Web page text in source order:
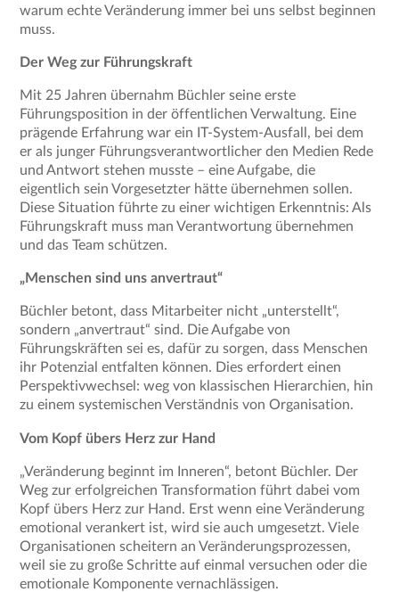
warum echte Veränderung immer bei uns selbst beginnen
muss.
Der Weg zur Führungskraft
Mit 25 Jahren übernahm Büchler seine erste
Führungsposition in der öffentlichen Verwaltung. Eine
prägende Erfahrung war ein IT-System-Ausfall, bei dem
er als junger Führungsverantwortlicher den Medien Rede
und Antwort stehen musste – eine Aufgabe, die
eigentlich sein Vorgesetzter hätte übernehmen sollen.
Diese Situation führte zu einer wichtigen Erkenntnis: Als
Führungskraft muss man Verantwortung übernehmen
und das Team schützen.
„Menschen sind uns anvertraut“
Büchler betont, dass Mitarbeiter nicht „unterstellt“,
sondern „anvertraut“ sind. Die Aufgabe von
Führungskräften sei es, dafür zu sorgen, dass Menschen
ihr Potenzial entfalten können. Dies erfordert einen
Perspektivwechsel: weg von klassischen Hierarchien, hin
zu einem systemischen Verständnis von Organisation.
Vom Kopf übers Herz zur Hand
„Veränderung beginnt im Inneren“, betont Büchler. Der
Weg zur erfolgreichen Transformation führt dabei vom
Kopf übers Herz zur Hand. Erst wenn eine Veränderung
emotional verankert ist, wird sie auch umgesetzt. Viele
Organisationen scheitern an Veränderungsprozessen,
weil sie zu große Schritte auf einmal versuchen oder die
emotionale Komponente vernachlässigen.